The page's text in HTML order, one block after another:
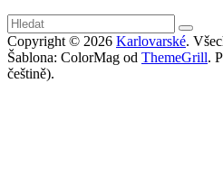
Copyright © 2026 Karlovarské.
Šablona: ColorMag od ThemeGrill.
češtině).